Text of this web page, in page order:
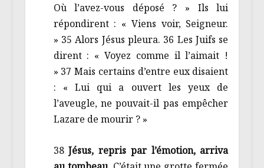
Où l’avez-vous déposé ? » Ils lui
répondirent : « Viens voir, Seigneur.
» 35 Alors Jésus pleura. 36 Les Juifs se
dirent : « Voyez comme il l’aimait !
» 37 Mais certains d’entre eux disaient
: « Lui qui a ouvert les yeux de
l’aveugle, ne pouvait-il pas empêcher
Lazare de mourir ? »
38Jésus, repris par l’émotion, arriva